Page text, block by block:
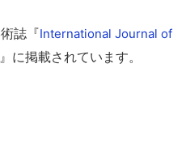
誌『International Journal of
』に掲載されています。